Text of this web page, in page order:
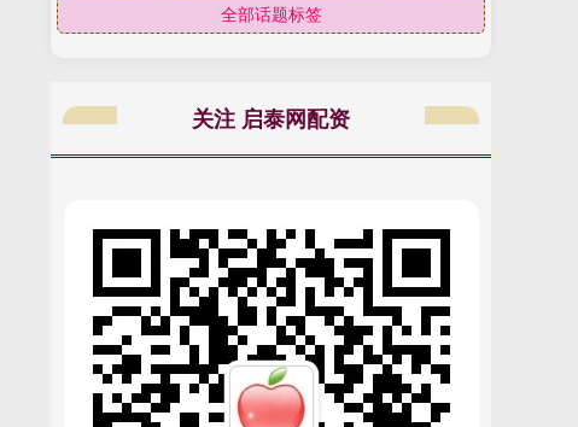
全部话题标签
关注 启泰网配资